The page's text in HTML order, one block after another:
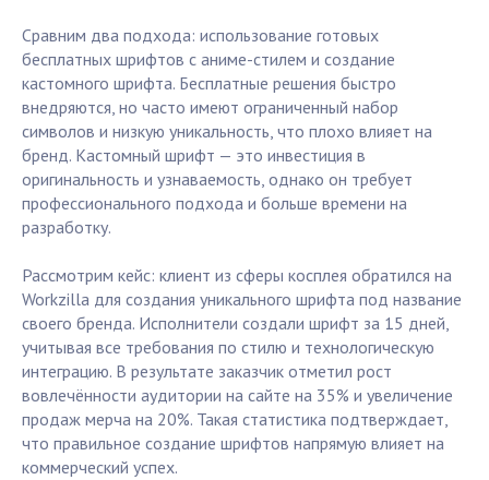
Сравним два подхода: использование готовых
бесплатных шрифтов с аниме-стилем и создание
кастомного шрифта. Бесплатные решения быстро
внедряются, но часто имеют ограниченный набор
символов и низкую уникальность, что плохо влияет на
бренд. Кастомный шрифт — это инвестиция в
оригинальность и узнаваемость, однако он требует
профессионального подхода и больше времени на
разработку.
Рассмотрим кейс: клиент из сферы косплея обратился на
Workzilla для создания уникального шрифта под название
своего бренда. Исполнители создали шрифт за 15 дней,
учитывая все требования по стилю и технологическую
интеграцию. В результате заказчик отметил рост
вовлечённости аудитории на сайте на 35% и увеличение
продаж мерча на 20%. Такая статистика подтверждает,
что правильное создание шрифтов напрямую влияет на
коммерческий успех.